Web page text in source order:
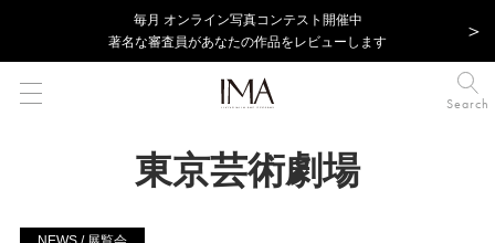
毎⽉ オンライン写真コンテスト開催中
著名な審査員があなたの作品をレビューします
Search
東京芸術劇場